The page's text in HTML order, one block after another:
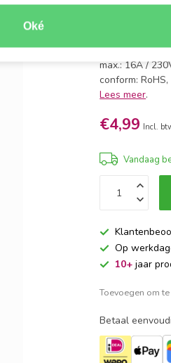
Oké
max.: 16A /
conform: RoHS,
Lees meer.
€4,99 Incl.
Vandaag
Op
10+ jaar
Toevoegen om
Betaal